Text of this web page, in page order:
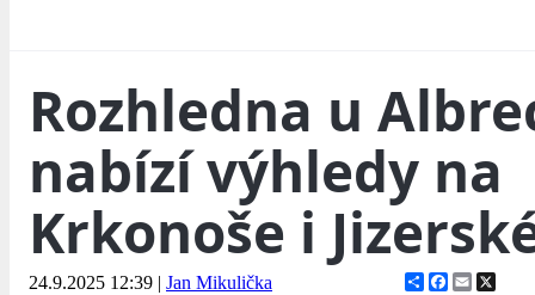
Rozhledna u
nabízí výhledy na
Krkonoše i
24.9.2025 12:39 | Jan Mikulička ShareFacebook
Email